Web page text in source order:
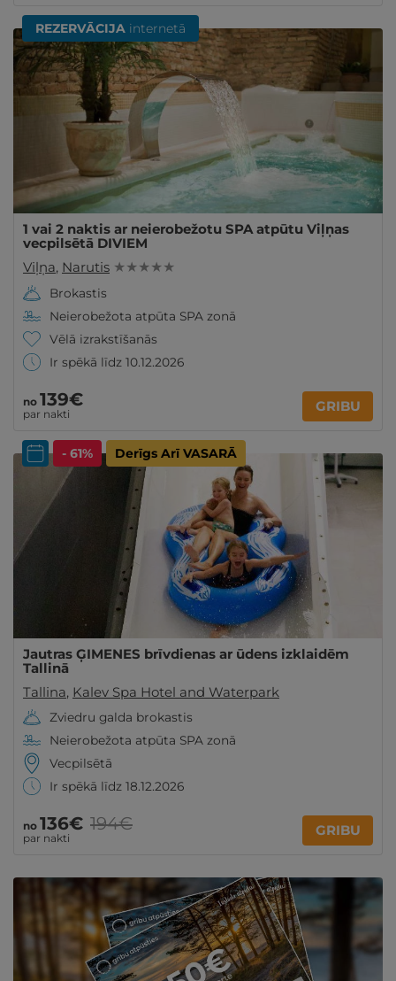
REZERVĀCIJA internetā
1 vai 2 naktis ar neierobežotu SPA atpūtu Viļņas
vecpilsētā DIVIEM
Viļņa, Narutis ★ ★ ★ ★ ★
Brokastis
Neierobežota atpūta SPA zonā
Vēlā izrakstīšanās
Ir spēkā līdz 10.12.2026
no 139€
par nakti GRIBU
- 61% Derīgs Arī VASARĀ
Jautras ĢIMENES brīvdienas ar ūdens izklaidēm
Tallinā
Tallina, Kalev Spa Hotel and Waterpark
Zviedru galda brokastis
Neierobežota atpūta SPA zonā
Vecpilsētā
Ir spēkā līdz 18.12.2026
no 136€
par nakti
194€ GRIBU